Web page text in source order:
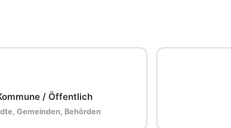
/ Öffentlich
Gemeinden, Behörden